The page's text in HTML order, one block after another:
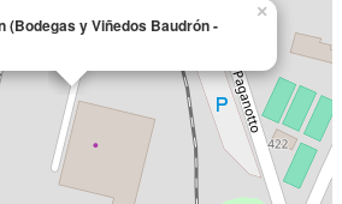
(Bodegas y Viñedos Baudrón -
×